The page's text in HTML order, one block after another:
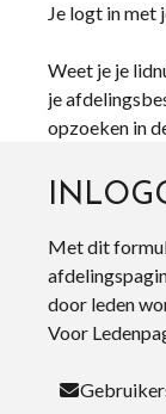
Je logt in met
Weet je je
je
opzoeken in
Met dit
door leden
Voor